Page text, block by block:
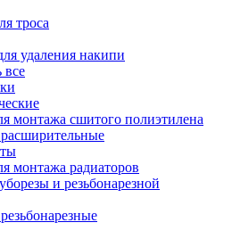
троса
удаления накипи
все
монтажа сшитого полиэтилена
монтажа радиаторов
и резьбонарезной